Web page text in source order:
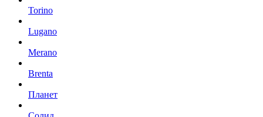
Torino
Lugano
Merano
Brenta
Планет